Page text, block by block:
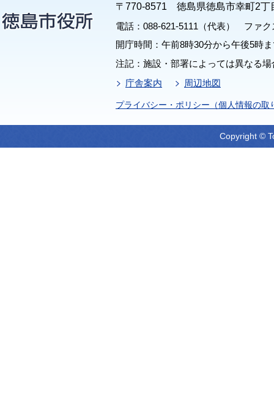
〒770-8571 徳島県徳島市幸町2丁
電話：088-621-5111（代表） ファク
開庁時間：午前8時30分から午後5時
注記：施設・部署によっては異なる
庁舎案内
周辺地図
プライバシー・ポリシー（個人情報の取
Copyright ©